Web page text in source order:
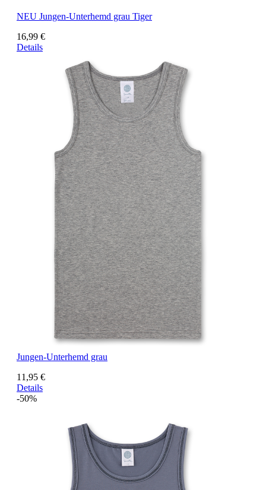
NEU Jungen-Unterhemd grau Tiger
16,99 €
Details
Jungen-Unterhemd grau
11,95 €
Details
-50%